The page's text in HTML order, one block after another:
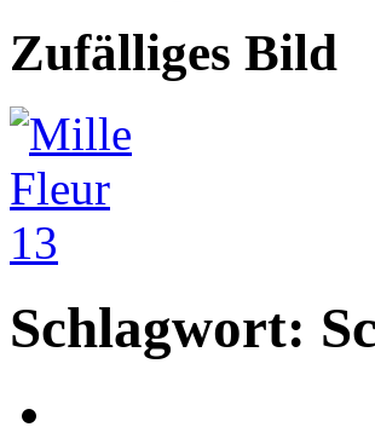
Zufälliges Bild
Schlagwort: